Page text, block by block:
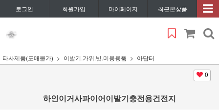
로그인 회원가입 마이페이지 최근본상품
타사제품(도매불가) 이발기.가위.빗.미용용품 아답터
0
하인이거사파이어이발기충전용건전지